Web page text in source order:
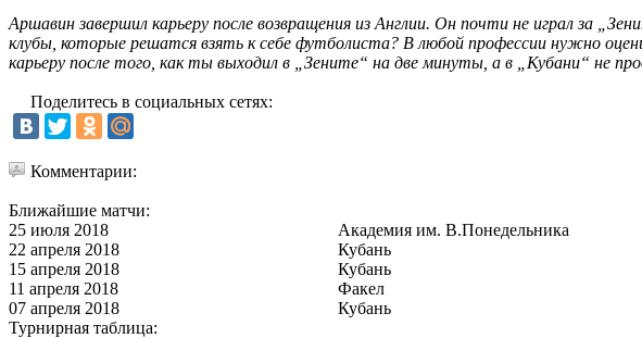
Аршавин завершил карьеру после возвращения из Англии. Он почти не играл за
клубы, которые решатся взять к себе футболиста? В любой профессии нужно
карьеру после того, как ты выходил в „Зените“ на две минуты, а в „Кубани“ не
Поделитесь в социальных сетях:
Комментарии:
Ближайшие матчи:
25 июля 2018
Академия им. В.Понедельника
22 апреля 2018
Кубань
15 апреля 2018
Кубань
11 апреля 2018
Факел
07 апреля 2018
Кубань
Турнирная таблица: